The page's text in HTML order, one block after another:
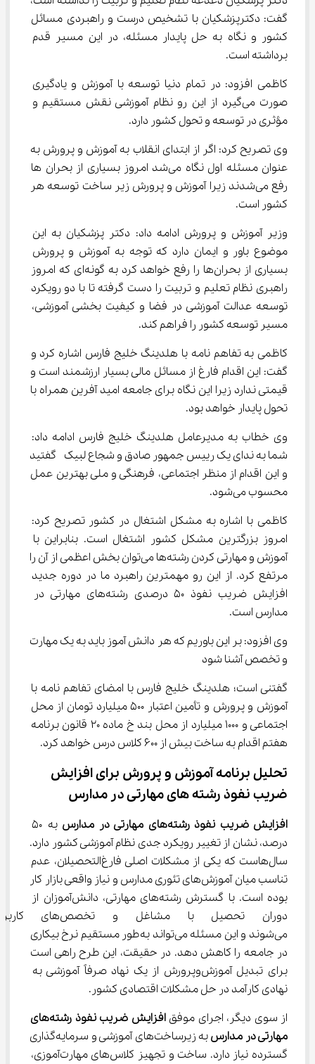
گفت: دکترپزشکیان با تشخیص درست و راهبردی مسائل
کشور و نگاه به حل پایدار مسئله، در این مسیر قدم
برداشته است.
کاظمی افزود: در تمام دنیا توسعه با آموزش و یادگیری
صورت می‌گیرد از این رو نظام آموزشی نقش مستقیم و
مؤثری در توسعه و تحول کشور دارد.
وی تصریح کرد: اگر از ابتدای انقلاب به آموزش و پرورش به
عنوان مسئله اول نگاه می‌شد امروز بسیاری از بحران ها
رفع می‌شدند زیرا آموزش و پرورش زیر ساخت توسعه هر
کشور است.
وزیر آموزش و پرورش ادامه داد: دکتر پزشکیان به این
موضوع باور و ایمان دارد که توجه به آموزش و پرورش
بسیاری از بحران‌ها را رفع خواهد کرد به گونه‌ای که امروز
راهبری نظام تعلیم و تربیت را دست گرفته تا با دو رویکرد
توسعه عدالت آموزشی در فضا و کیفیت بخشی آموزشی،
مسیر توسعه کشور را فراهم کند.
کاظمی به تفاهم نامه با هلدینگ خلیج فارس اشاره کرد و
گفت: این اقدام فارغ از مسائل مالی بسیار ارزشمند است و
قیمتی ندارد زیرا این نگاه برای جامعه امید آفرین همراه با
تحول پایدار خواهد بود.
وی خطاب به مدیرعامل هلدینگ خلیج فارس ادامه داد:
شما به ندای یک رییس جمهور صادق و شجاع لبیک  گفتید
و این اقدام از منظر اجتماعی‌، فرهنگی و ملی بهترین عمل
محسوب می‌شود.
کاظمی با اشاره به مشکل اشتغال در کشور تصریح کرد:
امروز بزرگترین مشکل کشور اشتغال است. بنابراین با
آموزش و مهارتی کردن رشته‌ها می‌توان بخش اعظمی از آن را
مرتفع کرد. از این رو مهمترین راهبرد ما در دوره جدید
افزایش ضریب نفوذ 50 درصدی رشته‌های مهارتی در
مدارس است.‌
وی افزود: بر این باوریم که هر دانش آموز باید به یک مهارت
و تخصص آشنا شود
گفتنی است؛ هلدینگ خلیج فارس با امضای تفاهم نامه با
آموزش و پرورش و تأمین اعتبار 500 میلیارد تومان از محل
اجتماعی و 1000 میلیارد از محل بند خ ماده 20 قانون برنامه
هفتم اقدام به ساخت بیش از 600 کلاس درس خواهد کرد.
تحلیل برنامه آموزش و پرورش برای افزایش
ضریب نفوذ رشته ‌های مهارتی در مدارس
افزایش ضریب نفوذ رشته‌های مهارتی در مدارس
به ۵۰
درصد، نشان از تغییر رویکرد جدی نظام آموزشی کشور دارد.
سال‌هاست که یکی از مشکلات اصلی فارغ‌التحصیلان، عدم
تناسب میان آموزش‌های تئوری مدارس و نیاز واقعی بازار کار
بوده است. با گسترش رشته‌های مهارتی، دانش‌آموزان از
دوران تحصیل با مشاغل و
می‌شوند و این مسئله می‌تواند به‌طور مستقیم نرخ بیکاری
در جامعه را کاهش دهد. در حقیقت، این طرح راهی است
برای تبدیل آموزش‌وپرورش از یک نهاد صرفاً آموزشی به
نهادی کارآمد در حل مشکلات اقتصادی کشور.
از سوی دیگر، اجرای موفق
افزایش ضریب نفوذ رشته‌های
مهارتی در مدارس
به زیرساخت‌های آموزشی و سرمایه‌گذاری
گسترده نیاز دارد. ساخت و تجهیز کلاس‌های مهارت‌آموزی،